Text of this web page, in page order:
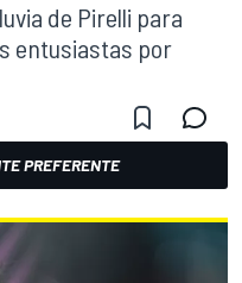
de Pirelli para
entusiastas por
PREFERENTE